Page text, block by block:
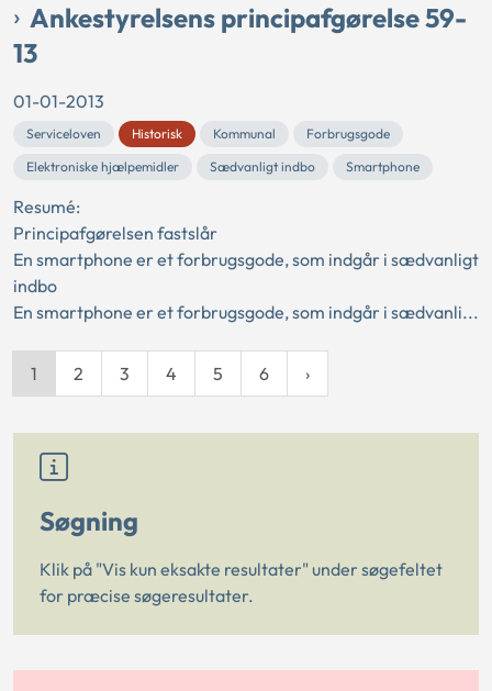
Ankestyrelsens principafgørelse 59-
13
01-01-2013
Serviceloven Historisk Kommunal
Forbrugsgode
Elektroniske hjælpemidler
Sædvanligt indbo Smartphone
Resumé:
Principafgørelsen fastslår
En smartphone er et forbrugsgode, som indgår i sædvanligt
indbo
En smartphone er et forbrugsgode, som indgår i sædvanli...
1 2 3 4 5 6
Søgning
Klik på "Vis kun eksakte resultater" under søgefeltet
for præcise søgeresultater.